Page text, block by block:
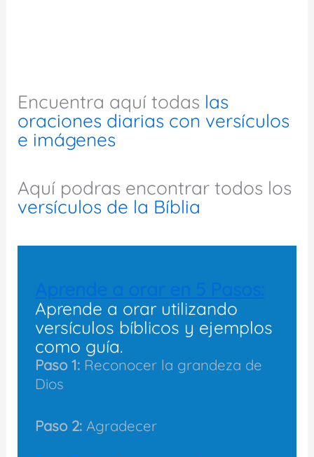
Encuentra aquí todas las
oraciones diarias con versículos
e imágenes
Aquí podras encontrar todos los
versículos de la Bíblia
Aprende a orar utilizando
versículos bíblicos y ejemplos
como guía.
Paso 1:Reconocer la grandeza de
Dios
Paso 2:Agradecer